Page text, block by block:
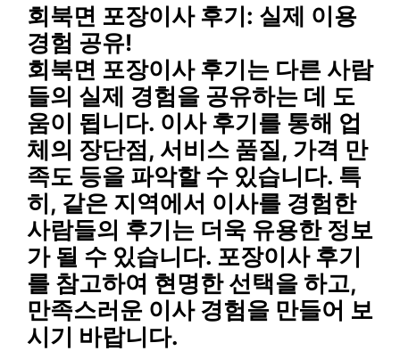
회북면 포장이사 후기: 실제 이용
경험 공유!
회북면 포장이사 후기는 다른 사람
들의 실제 경험을 공유하는 데 도
움이 됩니다. 이사 후기를 통해 업
체의 장단점, 서비스 품질, 가격 만
족도 등을 파악할 수 있습니다. 특
히, 같은 지역에서 이사를 경험한
사람들의 후기는 더욱 유용한 정보
가 될 수 있습니다. 포장이사 후기
를 참고하여 현명한 선택을 하고,
만족스러운 이사 경험을 만들어 보
시기 바랍니다.